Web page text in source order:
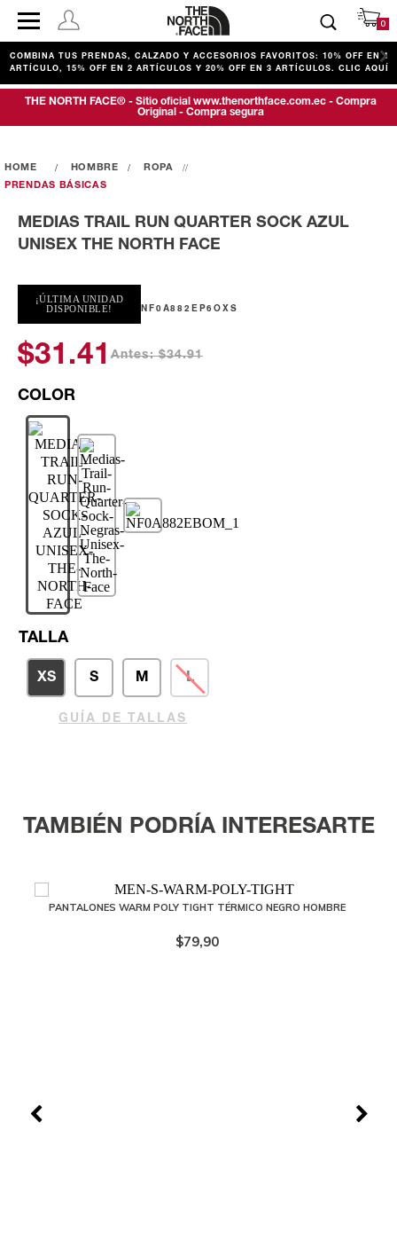
0
COMBINA TUS PRENDAS, CALZADO Y ACCESORIOS FAVORITOS: 10% OFF EN 1
ARTÍCULO, 15% OFF EN 2 ARTÍCULOS Y 20% OFF EN 3 ARTÍCULOS. CLIC AQUÍ
THE NORTH FACE® - Sitio oficial www.thenorthface.com.ec - Compra
Original - Compra segura
HOMBRE
ROPA
PRENDAS BÁSICAS
MEDIAS TRAIL RUN QUARTER SOCK AZUL
UNISEX THE NORTH FACE
¡ÚLTIMA UNIDAD
DISPONIBLE!
NF0A882EP6OXS
$31.41 Antes: $34.91
TALLA
XS S M L
GUÍA DE TALLAS
TAMBIÉN PODRÍA INTERESARTE
PANTALONES WARM POLY TIGHT TÉRMICO NEGRO HOMBRE
$79,90